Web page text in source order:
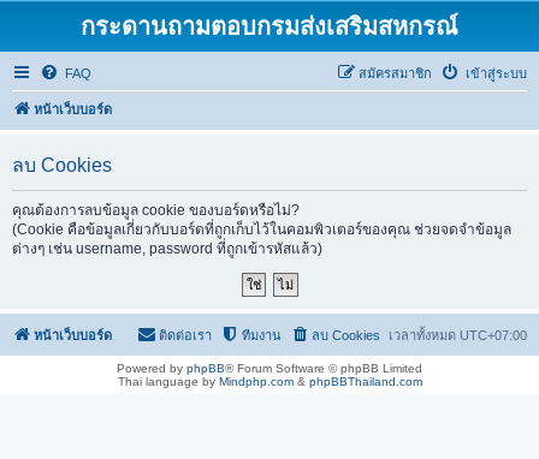
กระดานถามตอบกรมส่งเสริมสหกรณ์
FAQ เข้าสู่ระบบ
สมัครสมาชิก
หน้าเว็บบอร์ด
ลบ Cookies
คุณต้องการลบข้อมูล cookie ของบอร์ดหรือไม่?
(Cookie คือข้อมูลเกี่ยวกับบอร์ดที่ถูกเก็บไว้ในคอมพิวเตอร์ของคุณ ช่วยจดจำข้อมูล
ต่างๆ เช่น username, password ที่ถูกเข้ารหัสแล้ว)
หน้าเว็บบอร์ด เวลาทั้งหมด UTC+07:00
ลบ Cookies
ทีมงาน
ติดต่อเรา
Powered by phpBB® Forum Software © phpBB Limited
Thai language by Mindphp.com& phpBBThailand.com